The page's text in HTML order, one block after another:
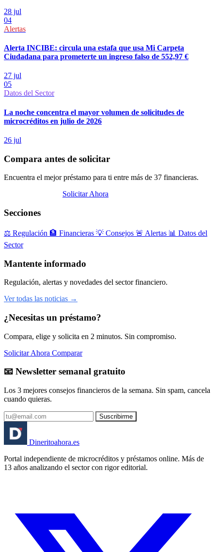
28 jul
04
Alertas
Alerta INCIBE: circula una estafa que usa Mi Carpeta
Ciudadana para prometerte un ingreso falso de 552,97 €
27 jul
05
Datos del Sector
La noche concentra el mayor volumen de solicitudes de
microcréditos en julio de 2026
26 jul
Compara antes de solicitar
Encuentra el mejor préstamo para ti entre más de 37 financieras.
Solicitar Ahora
Secciones
⚖️ Regulación 🏦 Financieras 💡 Consejos 🚨 Alertas 📊 Datos del
Sector
Mantente informado
Regulación, alertas y novedades del sector financiero.
Ver todas las noticias →
¿Necesitas un préstamo?
Compara, elige y solicita en 2 minutos. Sin compromiso.
Solicitar Ahora Comparar
📧 Newsletter semanal gratuito
Los 3 mejores consejos financieros de la semana. Sin spam, cancela
cuando quieras.
Suscribirme
Dineritoahora.es
Portal independiente de microcréditos y préstamos online. Más de
13 años analizando el sector con rigor editorial.